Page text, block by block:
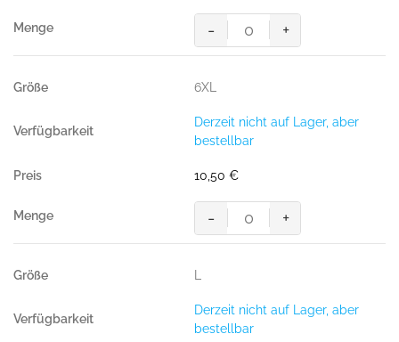
HAKRO
T-
Bio-
Baumwolle
GOTS
grau
meliert
- +
6XL
Derzeit nicht auf Lager, aber
bestellbar
10,50 €
HAKRO
T-
Bio-
Baumwolle
GOTS
grau
- +
Derzeit nicht auf Lager, aber
bestellbar